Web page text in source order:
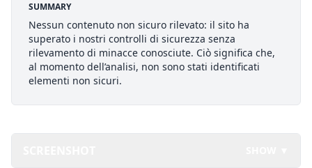
SUMMARY
Nessun contenuto non sicuro rilevato: il sito ha
superato i nostri controlli di sicurezza senza
rilevamento di minacce conosciute. Ciò significa che,
al momento dell’analisi, non sono stati identificati
elementi non sicuri.